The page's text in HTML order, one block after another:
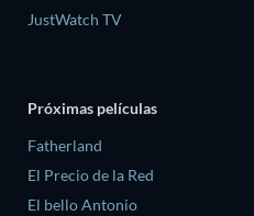
JustWatch TV
Próximas películas
Fatherland
El Precio de la Red
El bello Antonio